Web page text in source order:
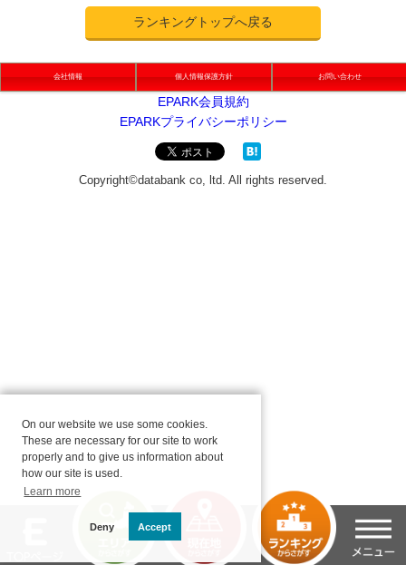
ランキングトップへ戻る
会社情報 個人情報保護方針 お問い合わせ
On our website we use some cookies.
These are necessary for our site to work
properly and to give us information about
how our site is used.
Learn more
Deny Accept